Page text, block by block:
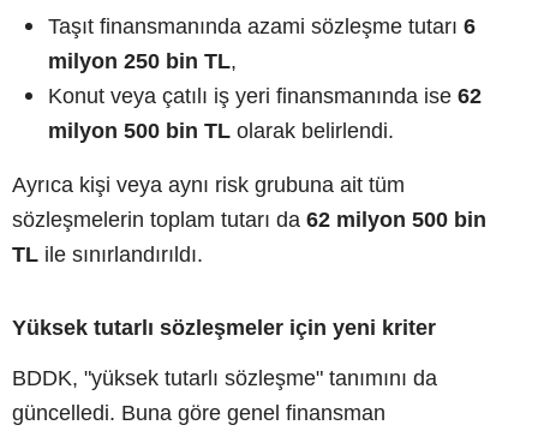
Taşıt finansmanında azami sözleşme tutarı 6
milyon 250 bin TL,
Konut veya çatılı iş yeri finansmanında ise 62
milyon 500 bin TL olarak belirlendi.
Ayrıca kişi veya aynı risk grubuna ait tüm
sözleşmelerin toplam tutarı da 62 milyon 500 bin
TL ile sınırlandırıldı.
Yüksek tutarlı sözleşmeler için yeni kriter
BDDK, "yüksek tutarlı sözleşme" tanımını da
güncelledi. Buna göre genel finansman